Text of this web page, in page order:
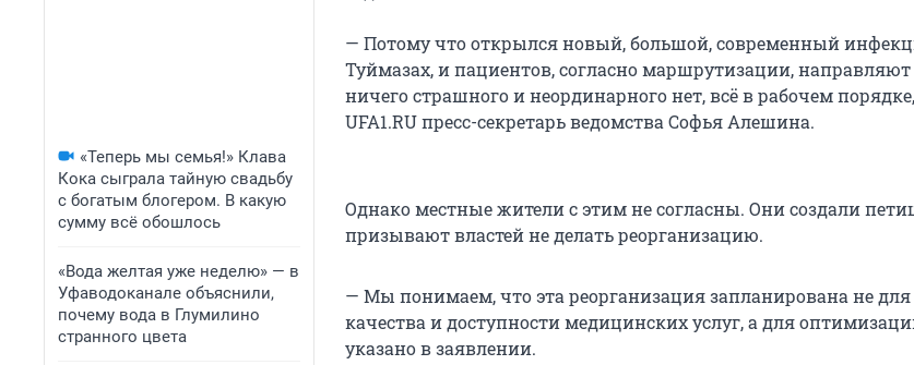
«Теперь мы семья!» Клава
Кока сыграла тайную свадьбу
с богатым блогером. В какую
сумму всё обошлось
«Вода желтая уже неделю» — в
Уфаводоканале объяснили,
почему вода в Глумилино
странного цвета
— Потому что открылся новый, большой, современный
Туймазах, и пациентов, согласно маршрутизации, направляют
ничего страшного и неординарного нет, всё в рабочем
UFA1.RU пресс-секретарь ведомства Софья Алешина.
Однако местные жители с этим не согласны. Они создали
призывают властей не делать реорганизацию.
— Мы понимаем, что эта реорганизация запланирована не
качества и доступности медицинских услуг, а для
указано в заявлении.